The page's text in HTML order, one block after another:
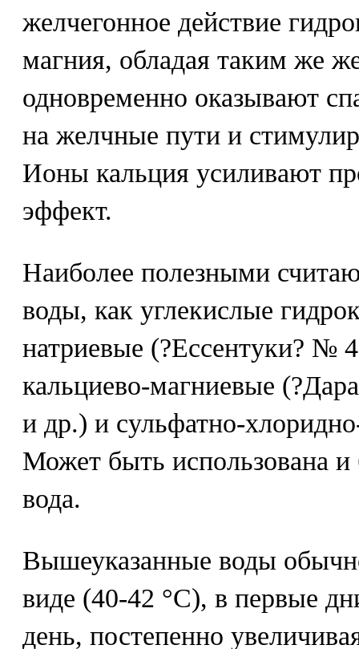
желчегонное действие
магния, обладая таким же
одновременно оказывают
на желчные пути и
Ионы кальция усиливают
эффект.
Наиболее полезными
воды, как углекислые
натриевые (?Ессентуки? №
кальциево-магниевые
и др.) и сульфатно-
Может быть использована
вода.
Вышеуказанные воды
виде (40-42 °С), в первые
день, постепенно